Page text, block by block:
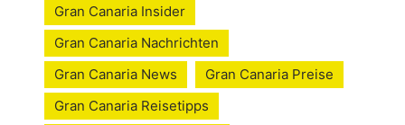
Gran Canaria Insider
Gran Canaria Nachrichten
Gran Canaria News
Gran Canaria Preise
Gran Canaria Reisetipps